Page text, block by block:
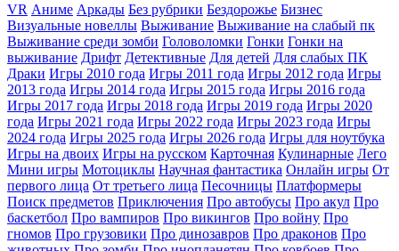
VR Аниме Аркады Без рубрики Бездорожье Бизнес
Визуальные новеллы Выживание Выживание на слабый пк
Выживание среди зомби Головоломки Гонки Гонки на
выживание Дрифт Детективные Для детей Для слабых ПК
Драки Игры 2010 года Игры 2011 года Игры 2012 года Игры
2013 года Игры 2014 года Игры 2015 года Игры 2016 года
Игры 2017 года Игры 2018 года Игры 2019 года Игры 2020
года Игры 2021 года Игры 2022 года Игры 2023 года Игры
2024 года Игры 2025 года Игры 2026 года Игры для ноутбука
Игры на двоих Игры на русском Карточная Кулинарные Лего
Мини игры Мотоциклы Научная фантастика Онлайн игры От
первого лица От третьего лица Песочницы Платформеры
Поиск предметов Приключения Про автобусы Про акул Про
баскетбол Про вампиров Про викингов Про войну Про
гномов Про грузовики Про динозавров Про драконов Про